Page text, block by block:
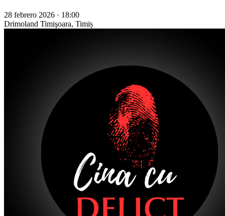
28 febrero 2026 · 18:00
Drimoland Timişoara, Timiș